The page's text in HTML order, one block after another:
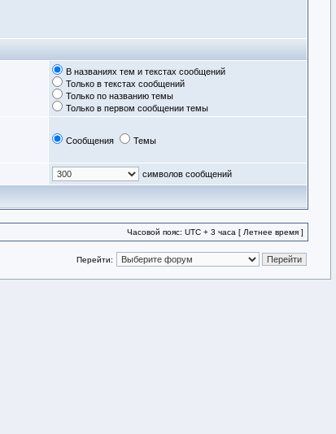
В названиях тем и текстах сообщений
Только в текстах сообщений
Только по названию темы
Только в первом сообщении темы
Сообщения Темы
символов сообщений
Часовой пояс: UTC + 3 часа [ Летнее время ]
Перейти: